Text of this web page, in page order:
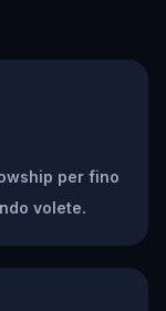
per fino
volete.